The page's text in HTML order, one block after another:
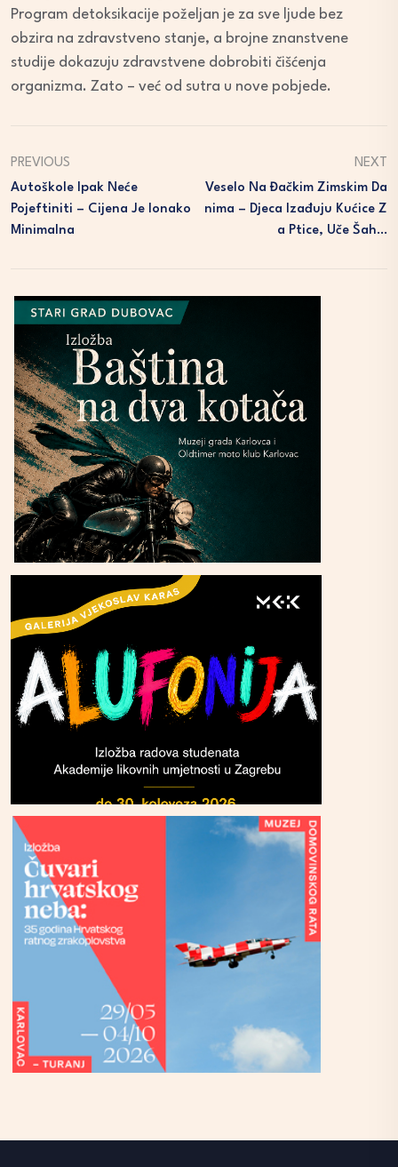
Program detoksikacije poželjan je za sve ljude bez
obzira na zdravstveno stanje, a brojne znanstvene
studije dokazuju zdravstvene dobrobiti čišćenja
organizma. Zato – već od sutra u nove pobjede.
PREVIOUS
Autoškole Ipak Neće
Pojeftiniti – Cijena Je Ionako
Minimalna
NEXT
Veselo Na Đačkim Zimskim Da
Nima – Djeca Izađuju Kućice Z
A Ptice, Uče Šah…